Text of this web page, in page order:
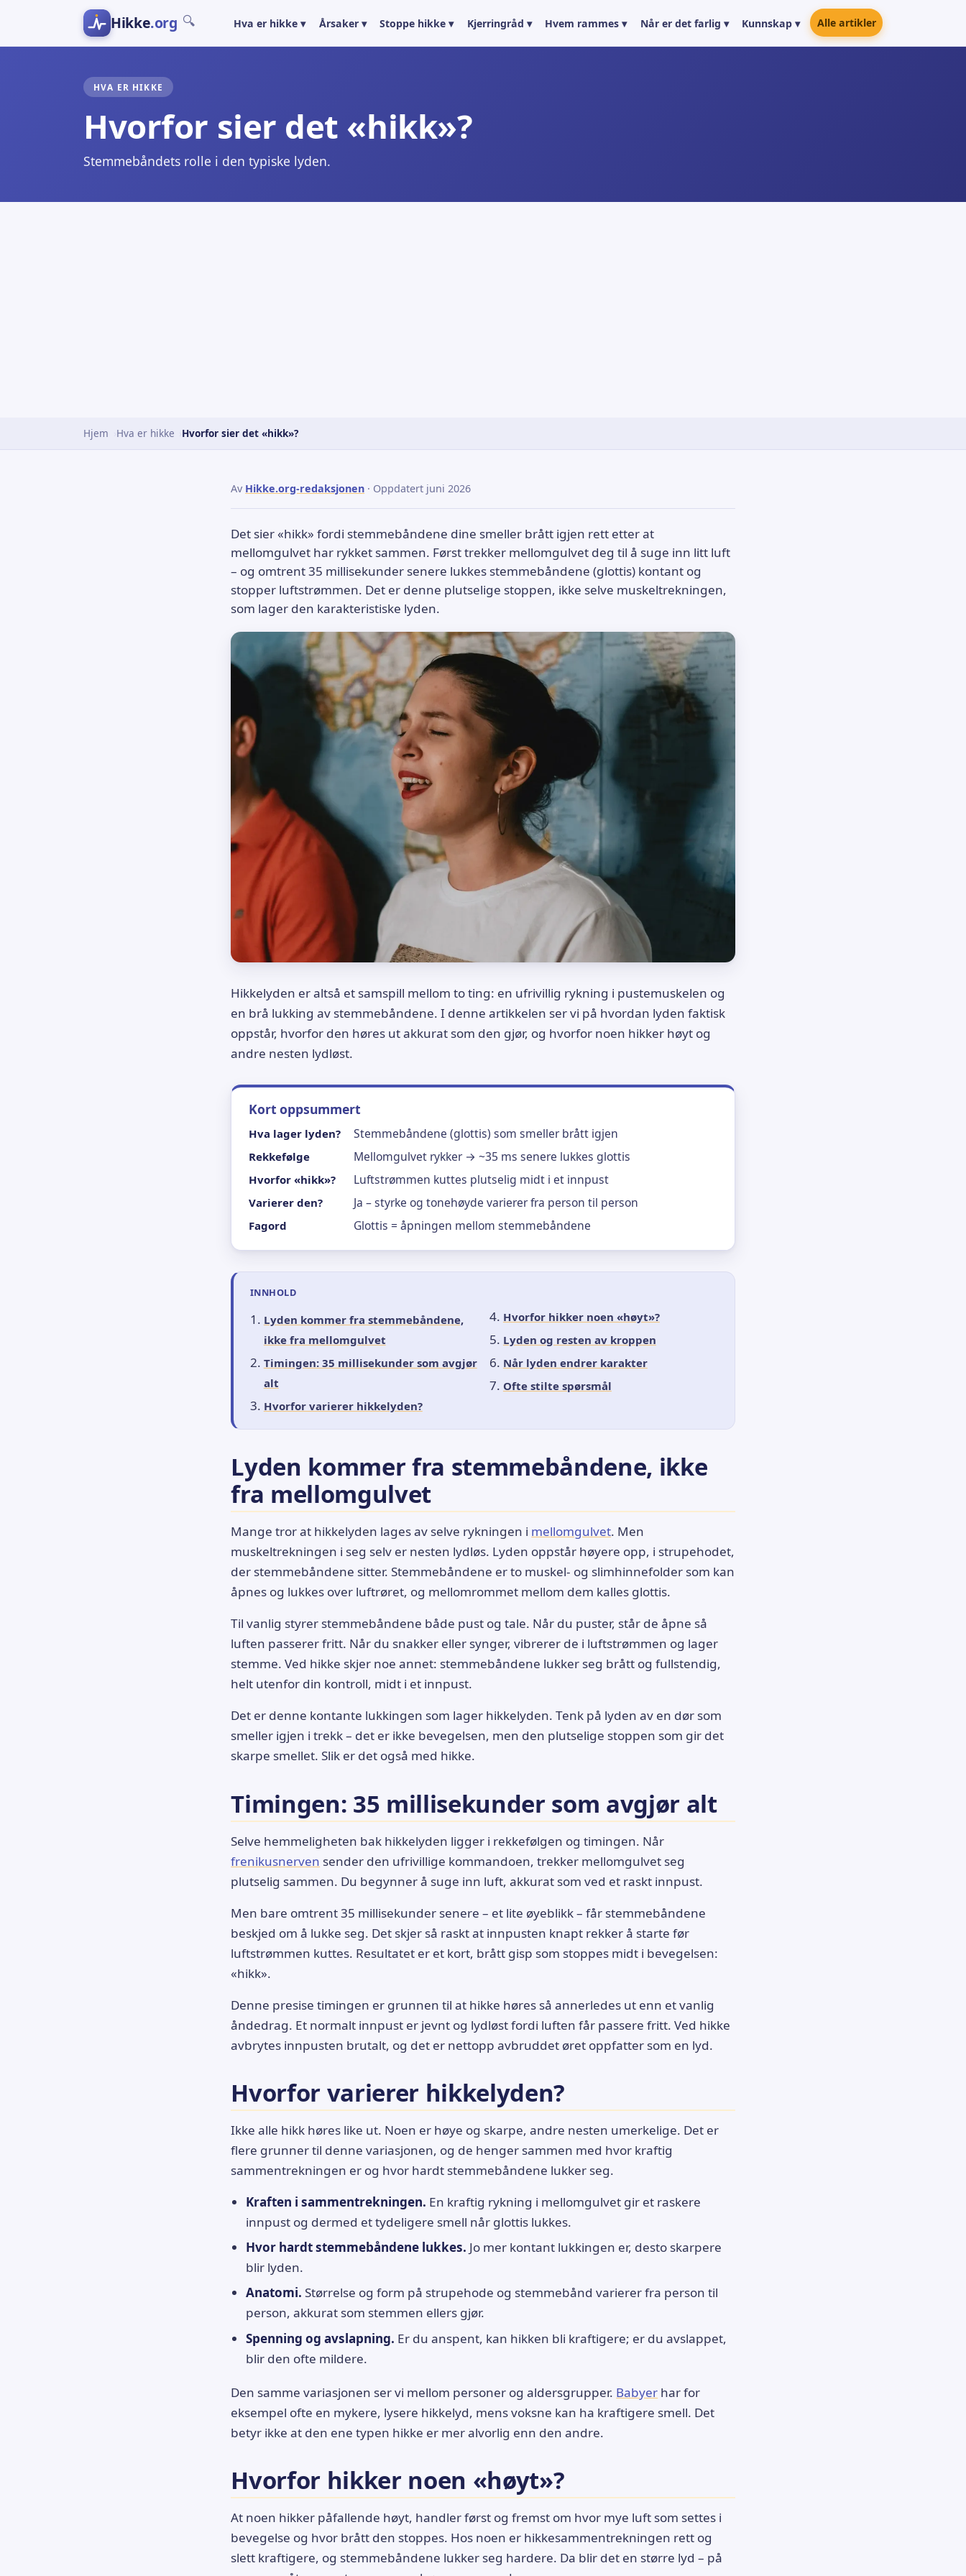
Hikke.org 🔍 Hva er hikke ▾ Årsaker ▾ Stoppe hikke ▾ Kjerringråd ▾ Hvem rammes ▾ Når er det farlig ▾ Kunnskap ▾ Alle artikler
HVA ER HIKKE
Hvorfor sier det «hikk»?
Stemmebåndets rolle i den typiske lyden.
Hjem Hva er hikke Hvorfor sier det «hikk»?
Av Hikke.org-redaksjonen · Oppdatert juni 2026
Det sier «hikk» fordi stemmebåndene dine smeller brått igjen rett etter at
mellomgulvet har rykket sammen. Først trekker mellomgulvet deg til å suge inn litt luft
– og omtrent 35 millisekunder senere lukkes stemmebåndene (glottis) kontant og
stopper luftstrømmen. Det er denne plutselige stoppen, ikke selve muskeltrekningen,
som lager den karakteristiske lyden.
Hikkelyden er altså et samspill mellom to ting: en ufrivillig rykning i pustemuskelen og
en brå lukking av stemmebåndene. I denne artikkelen ser vi på hvordan lyden faktisk
oppstår, hvorfor den høres ut akkurat som den gjør, og hvorfor noen hikker høyt og
andre nesten lydløst.
Kort oppsummert
Hva lager lyden? Stemmebåndene (glottis) som smeller brått igjen
Rekkefølge Mellomgulvet rykker → ~35 ms senere lukkes glottis
Hvorfor «hikk»? Luftstrømmen kuttes plutselig midt i et innpust
Varierer den? Ja – styrke og tonehøyde varierer fra person til person
Fagord Glottis = åpningen mellom stemmebåndene
INNHOLD
Lyden kommer fra stemmebåndene,
ikke fra mellomgulvet
Timingen: 35 millisekunder som avgjør
alt
Hvorfor varierer hikkelyden?
Hvorfor hikker noen «høyt»?
Lyden og resten av kroppen
Når lyden endrer karakter
Ofte stilte spørsmål
Lyden kommer fra stemmebåndene, ikke
fra mellomgulvet
Mange tror at hikkelyden lages av selve rykningen i mellomgulvet. Men
muskeltrekningen i seg selv er nesten lydløs. Lyden oppstår høyere opp, i strupehodet,
der stemmebåndene sitter. Stemmebåndene er to muskel- og slimhinnefolder som kan
åpnes og lukkes over luftrøret, og mellomrommet mellom dem kalles glottis.
Til vanlig styrer stemmebåndene både pust og tale. Når du puster, står de åpne så
luften passerer fritt. Når du snakker eller synger, vibrerer de i luftstrømmen og lager
stemme. Ved hikke skjer noe annet: stemmebåndene lukker seg brått og fullstendig,
helt utenfor din kontroll, midt i et innpust.
Det er denne kontante lukkingen som lager hikkelyden. Tenk på lyden av en dør som
smeller igjen i trekk – det er ikke bevegelsen, men den plutselige stoppen som gir det
skarpe smellet. Slik er det også med hikke.
Timingen: 35 millisekunder som avgjør alt
Selve hemmeligheten bak hikkelyden ligger i rekkefølgen og timingen. Når
frenikusnerven sender den ufrivillige kommandoen, trekker mellomgulvet seg
plutselig sammen. Du begynner å suge inn luft, akkurat som ved et raskt innpust.
Men bare omtrent 35 millisekunder senere – et lite øyeblikk – får stemmebåndene
beskjed om å lukke seg. Det skjer så raskt at innpusten knapt rekker å starte før
luftstrømmen kuttes. Resultatet er et kort, brått gisp som stoppes midt i bevegelsen:
«hikk».
Denne presise timingen er grunnen til at hikke høres så annerledes ut enn et vanlig
åndedrag. Et normalt innpust er jevnt og lydløst fordi luften får passere fritt. Ved hikke
avbrytes innpusten brutalt, og det er nettopp avbruddet øret oppfatter som en lyd.
Hvorfor varierer hikkelyden?
Ikke alle hikk høres like ut. Noen er høye og skarpe, andre nesten umerkelige. Det er
flere grunner til denne variasjonen, og de henger sammen med hvor kraftig
sammentrekningen er og hvor hardt stemmebåndene lukker seg.
Kraften i sammentrekningen. En kraftig rykning i mellomgulvet gir et raskere
innpust og dermed et tydeligere smell når glottis lukkes.
Hvor hardt stemmebåndene lukkes. Jo mer kontant lukkingen er, desto skarpere
blir lyden.
Anatomi. Størrelse og form på strupehode og stemmebånd varierer fra person til
person, akkurat som stemmen ellers gjør.
Spenning og avslapning. Er du anspent, kan hikken bli kraftigere; er du avslappet,
blir den ofte mildere.
Den samme variasjonen ser vi mellom personer og aldersgrupper. Babyer har for
eksempel ofte en mykere, lysere hikkelyd, mens voksne kan ha kraftigere smell. Det
betyr ikke at den ene typen hikke er mer alvorlig enn den andre.
Hvorfor hikker noen «høyt»?
At noen hikker påfallende høyt, handler først og fremst om hvor mye luft som settes i
bevegelse og hvor brått den stoppes. Hos noen er hikkesammentrekningen rett og
slett kraftigere, og stemmebåndene lukker seg hardere. Da blir det en større lyd – på